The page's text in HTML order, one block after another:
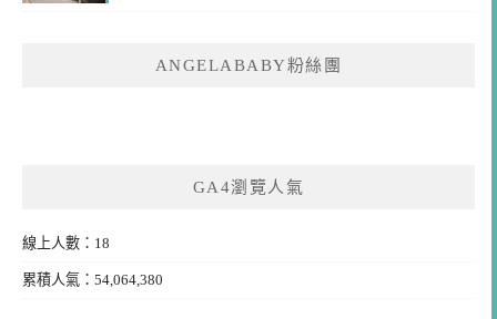
ANGELABABY粉絲團
GA4瀏覽人氣
線上人數：18
累積人氣：54,064,380